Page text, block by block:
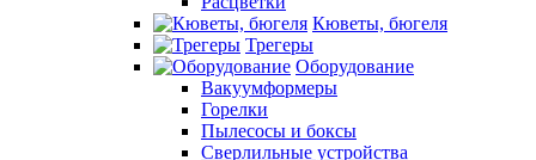
Кюветы, бюгеля
Трегеры
Оборудование
Вакуумформеры
Горелки
Пылесосы и боксы
Сверлильные устройства